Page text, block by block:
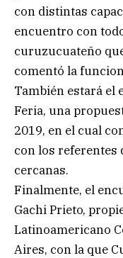
con distintas
encuentro con
curuzucuateño
comentó la
También estará el
Feria, una
2019, en el cual
con los referentes
cercanas.
Finalmente, el
Gachi Prieto,
Latinoamericano
Aires, con la que